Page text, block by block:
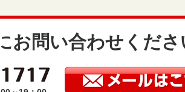
お問い合わせくださ